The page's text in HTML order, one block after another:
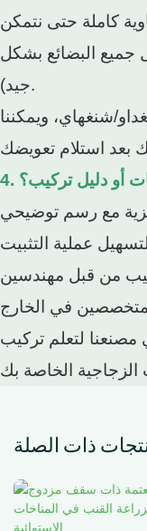
كاملة حتى نتمكن
جميع البضائع بشكل
جيد).
شنغهاي، ويمكننا
أو دليل تركيب؟
مع رسم توضيحي
من قبل مهندسين
لتعلم تركيب
ذات الصلة